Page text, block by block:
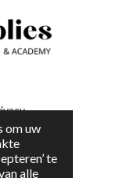
om uw
te
alle